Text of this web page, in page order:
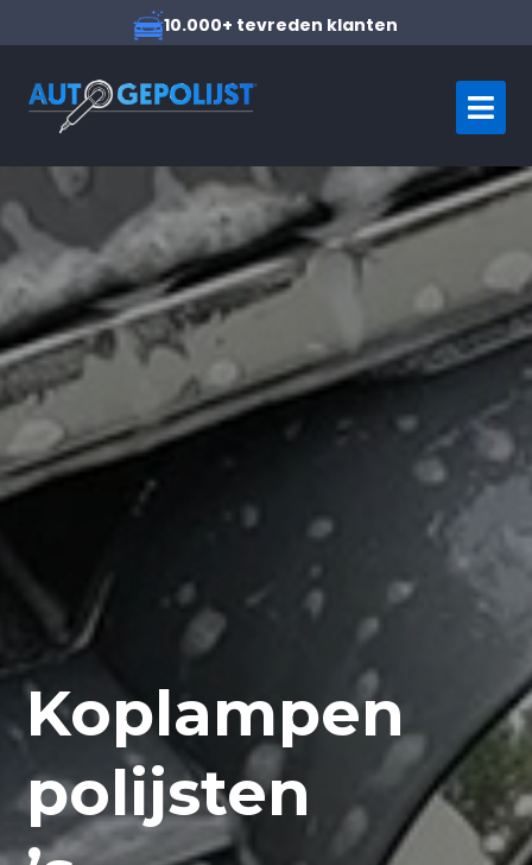
10.000+ tevreden klanten
Koplampen
polijsten